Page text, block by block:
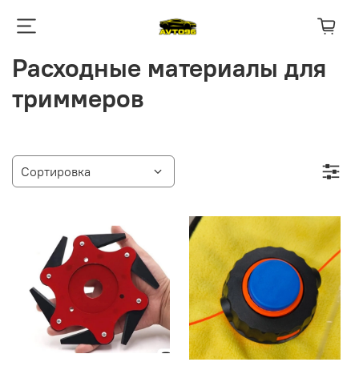
Расходные материалы для
триммеров